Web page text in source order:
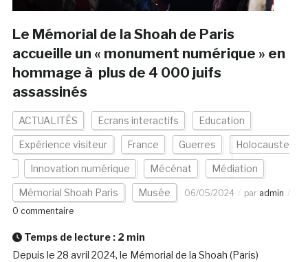
Le Mémorial de la Shoah de Paris
accueille un « monument numérique » en
hommage à plus de 4 000 juifs
assassinés
ACTUALITÉS Ecrans interactifs Education
Expérience visiteur France Guerres Holocauste
Innovation numérique Mécénat Médiation
Mémorial Shoah Paris Musée 06/05/2024 par admin
0 commentaire
Temps de lecture : 2 min
Depuis le 28 avril 2024, le Mémorial de la Shoah (Paris)